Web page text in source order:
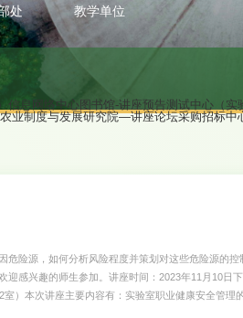
处 教学单位
信息网络中心图书馆-讲座预告测试中心（实
业制度与发展研究院—讲座论坛采购招标中
险源，如何分析风险程度并策划对这些危险源的
迎感兴趣的师生参加。讲座时间：2023年11月10日
）本次讲座主要内容有：实验室职业健康安全管理